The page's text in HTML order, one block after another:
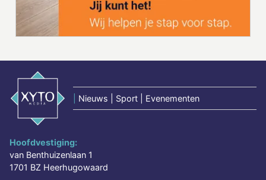
Nieuws | Sport | Evenementen
Hoofdvestiging:
van Benthuizenlaan 1
1701 BZ Heerhugowaard